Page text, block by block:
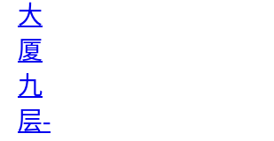
大
厦
九
层-